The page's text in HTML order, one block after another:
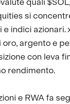
si
e indici azionari.
argento e
con leva
rendimento.
e RWA fa